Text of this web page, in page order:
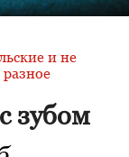
и не
зубом